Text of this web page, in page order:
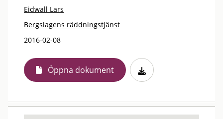
Eidwall Lars
Bergslagens räddningstjänst
2016-02-08
Öppna dokument